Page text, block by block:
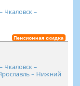
Чкаловск –
Пенсионная скидка
Чкаловск –
– Нижний